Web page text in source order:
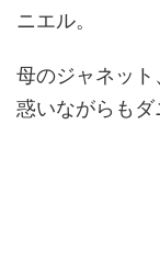
ニエル。
母のジャネッ
惑いながらもダ